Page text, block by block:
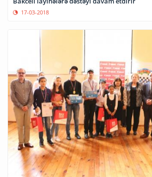
17-03-2018